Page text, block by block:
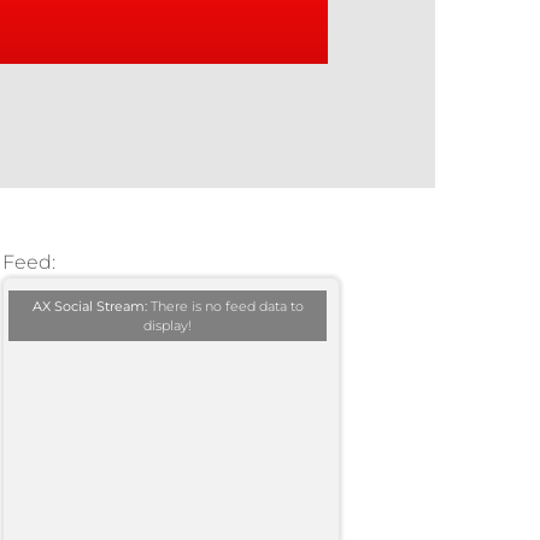
Feed:
AX Social Stream: There is no feed data to
display!